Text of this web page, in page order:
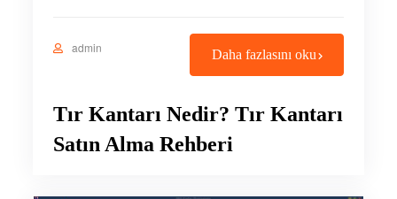
admin Daha fazlasını oku
Tır Kantarı Nedir? Tır Kantarı
Satın Alma Rehberi